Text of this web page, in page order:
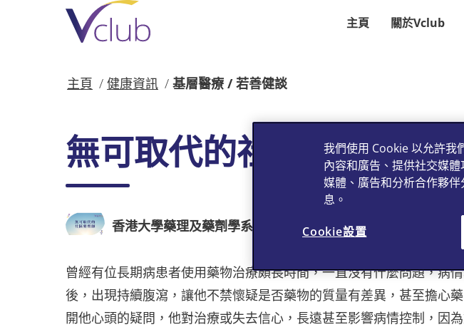
主頁 關於Vclub
主頁 健康資訊 基層醫療 / 若善健談
無可取代的社區藥劑師
香港大學藥理及藥劑學系系主任 黃志基教授
曾經有位長期病患者使用藥物治療頗長時間，一直沒有什麼問題，病
後，出現持續腹瀉，讓他不禁懷疑是否藥物的質量有差異，甚至擔心
開他心頭的疑問，他對治療或失去信心，長遠甚至影響病情控制，因
我們使用 Cookie 以允許我
內容和廣告、提供社交媒
媒體、廣告和分析合作夥
息。
Cookie設置